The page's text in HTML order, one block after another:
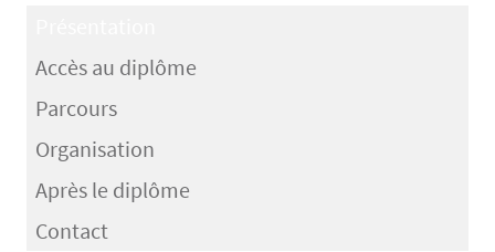
Accès au diplôme
Parcours
Organisation
Après le diplôme
Contact